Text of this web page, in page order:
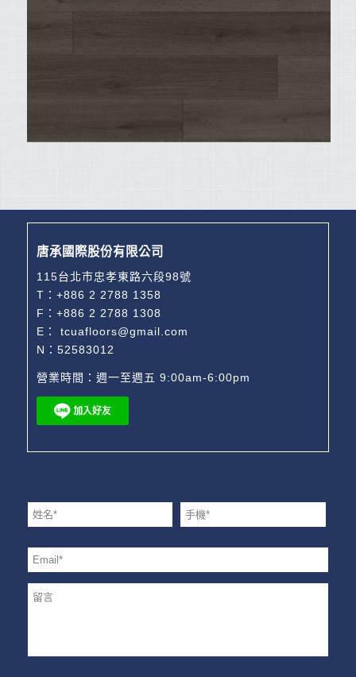
唐承國際股份有限公司
115台北市忠孝東路六段98號
T：+886 2 2788 1358
F：+886 2 2788 1308
E：
tcuafloors@gmail.com
N：52583012
營業時間：週一至週五 9:00am-6:00pm